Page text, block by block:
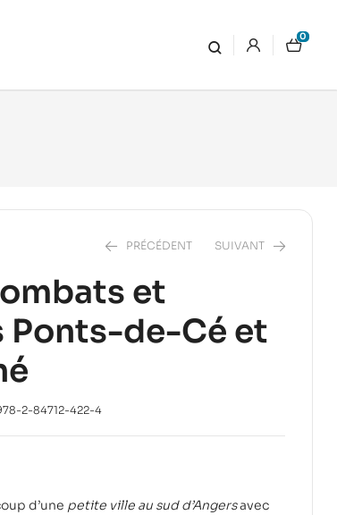
0
PRÉCÉDENT
20,00
SUIVANT
26,00€
et
de-Cé et
2-84712-422-4
d’une petite ville au sud d’Angersavec